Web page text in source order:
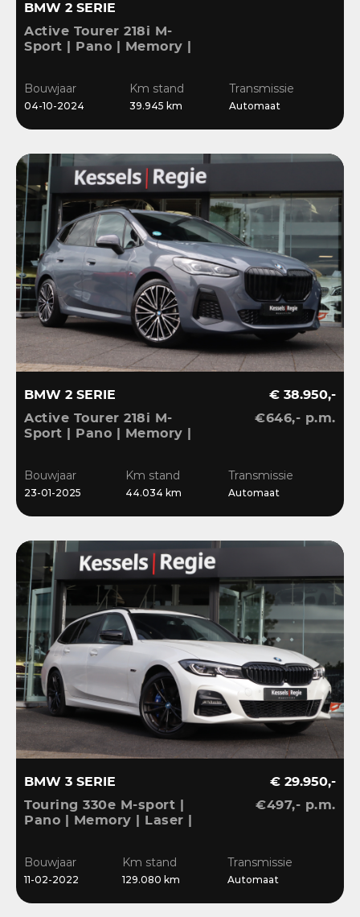
BMW 2 SERIE
Active Tourer 218i M-
Sport | Pano | Memory |
Massage |
Stuur/Stoelverwarming |
Bouwjaar
04-10-2024
Km stand
39.945 km
Transmissie
Automaat
BMW 2 SERIE
Active Tourer 218i M-
Sport | Pano | Memory |
€ 38.950,-
€646,- p.m.
Bouwjaar
23-01-2025
Km stand
44.034 km
Transmissie
Automaat
BMW 3 SERIE
Touring 330e M-sport |
Pano | Memory | Laser |
Bliss | Ambient | Pearl
White
€ 29.950,-
€497,- p.m.
Bouwjaar
11-02-2022
Km stand
129.080 km
Transmissie
Automaat